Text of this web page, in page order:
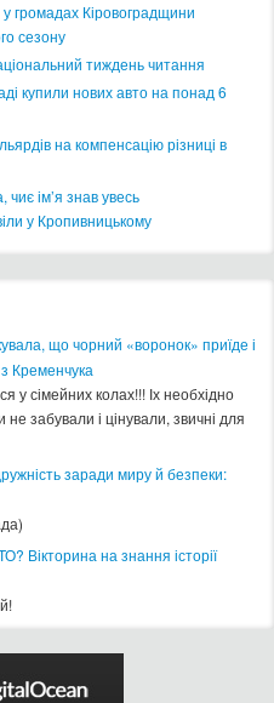
громадах Кіровоградщини
сезону
тиждень читання
купили нових авто на понад 6
на компенсацію різниці в
чиє ім’я знав увесь
у Кропивницькому
що чорний «воронок» приїде і
Кременчука
у сімейних колах!!! Іх необхідно
забували і цінували, звичні для
заради миру й безпеки:
Вікторина на знання історії